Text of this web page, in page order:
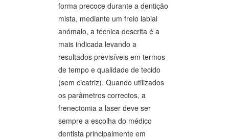
forma precoce durante a dentição
mista, mediante um freio labial
anómalo, a técnica descrita é a
mais indicada levando a
resultados previsíveis em termos
de tempo e qualidade de tecido
(sem cicatriz). Quando utilizados
os parâmetros correctos, a
frenectomia a laser deve ser
sempre a escolha do médico
dentista principalmente em